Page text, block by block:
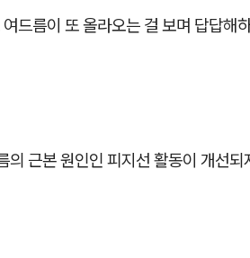
드름이 또 올라오는 걸 보며 답답해
근본 원인인 피지선 활동이 개선되